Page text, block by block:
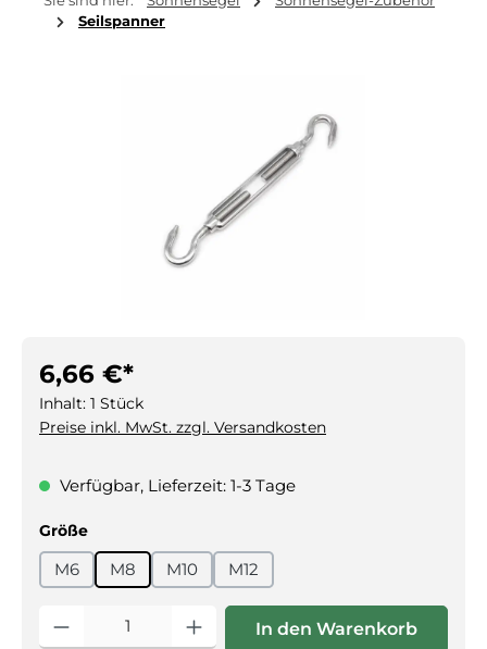
Seilspanner
6,66 €*
Inhalt: 1 Stück
Preise inkl. MwSt. zzgl. Versandkosten
Verfügbar, Lieferzeit: 1-3 Tage
Größeauswählen
M6 M8 M10 M12
Produkt Anzahl: Gib den gewünschten Wert ein oder
In den Warenkorb